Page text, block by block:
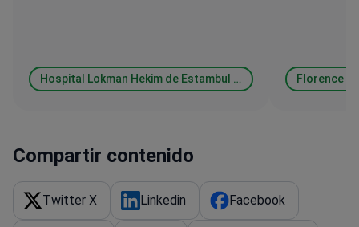
Hospital Lokman Hekim de Estambul (Lokman Hekim Istanbul Hospital) Florence
Compartir contenido
Twitter X Linkedin Facebook